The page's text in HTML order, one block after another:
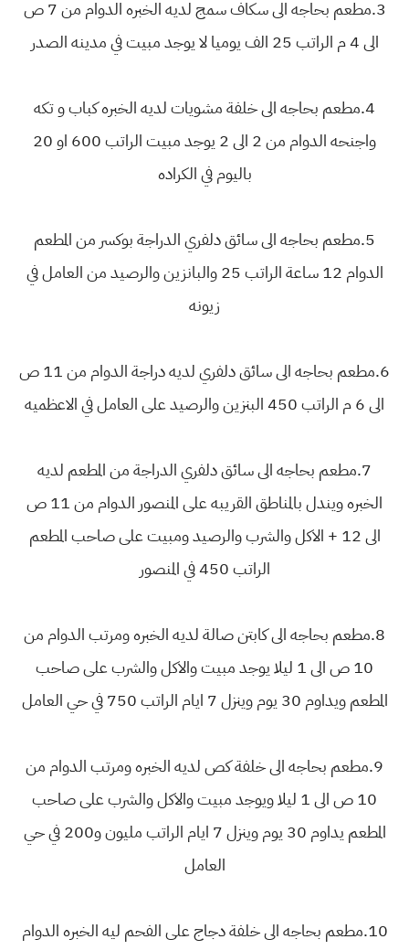
3.مطعم بحاجه الى سكاف سمج لديه الخبره الدوام من 7 ص
الى 4 م الراتب 25 الف يوميا لا يوجد مبيت في مدينه الصدر
4.مطعم بحاجه الى خلفة مشويات لديه الخبره كباب و تكه
واجنحه الدوام من 2 الى 2 يوجد مبيت الراتب 600 او 20
باليوم في الكراده
5.مطعم بحاجه الى سائق دلفري الدراجة بوكسر من المطعم
الدوام 12 ساعة الراتب 25 والبانزين والرصيد من العامل في
زيونه
6.مطعم بحاجه الى سائق دلفري لديه دراجة الدوام من 11 ص
الى 6 م الراتب 450 البنزين والرصيد على العامل في الاعظميه
7.مطعم بحاجه الى سائق دلفري الدراجة من المطعم لديه
الخبره ويندل بالمناطق القريبه على المنصور الدوام من 11 ص
الى 12 + الاكل والشرب والرصيد ومبيت على صاحب المطعم
الراتب 450 في المنصور
8.مطعم بحاجه الى كابتن صالة لديه الخبره ومرتب الدوام من
10 ص الى 1 ليلا يوجد مبيت والاكل والشرب على صاحب
المطعم ويداوم 30 يوم وينزل 7 ايام الراتب 750 في حي العامل
9.مطعم بحاجه الى خلفة كص لديه الخبره ومرتب الدوام من
10 ص الى 1 ليلا ويوجد مبيت والاكل والشرب على صاحب
المطعم يداوم 30 يوم وينزل 7 ايام الراتب مليون و200 في حي
العامل
10.مطعم بحاجه الى خلفة دجاج على الفحم ليه الخبره الدوام